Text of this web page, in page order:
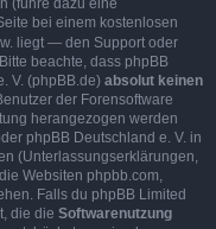
(führe dazu eine
bei einem kostenlosen
liegt — den Support oder
beachte, dass phpBB
V. (phpBB.de) absolut keinen
der Forensoftware
herangezogen werden
phpBB Deutschland e. V. in
(Unterlassungserklärungen,
Websiten phpbb.com,
Falls du phpBB Limited
die die Softwarenutzung